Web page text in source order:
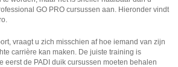
GO PRO cursussen aan. Hieronder vindt
vraagt u zich misschien af ​​hoe iemand van zijn
carrière kan maken. De juiste training is
eerst de PADI duik cursussen moeten behalen